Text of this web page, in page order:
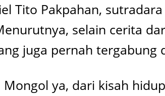
Tito Pakpahan,
selain cerita
juga pernah tergabung
Mongol ya, dari kisah